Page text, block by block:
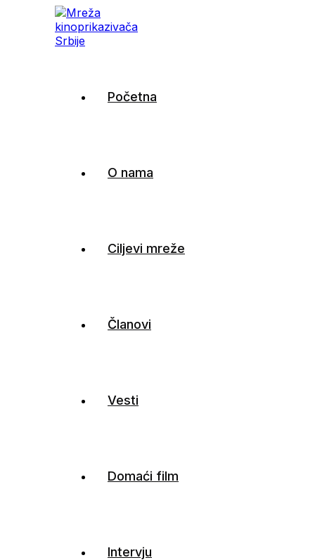
SrbijePočetna
O nama
Ciljevi mreže
Članovi
Vesti
Domaći film
Intervju